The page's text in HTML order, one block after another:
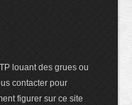
louant des grues ou
contacter pour
figurer sur ce site